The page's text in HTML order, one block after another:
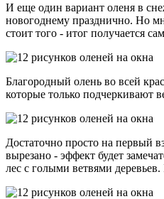
И еще один вариант оленя в
новогоднему празднично. Но
стоит того - итог получается
Благородный олень во всей
которые только подчеркивают
Достаточно просто на первый
вырезано - эффект будет
лес с голыми ветвями